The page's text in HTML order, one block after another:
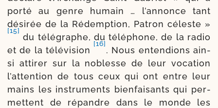
por­té au genre humain … l’an­nonce tant
dési­rée de la Rédemption, Patron céleste »
[15]
du télé­graphe, du télé­phone, de la radio
et de la télé­vi­sion
[16]
. Nous enten­dions ain­
si atti­rer sur la noblesse de leur voca­tion
l’at­ten­tion de tous ceux qui ont entre leur
mains les ins­tru­ments bien­fai­sants qui per­
mettent de répandre dans le monde les